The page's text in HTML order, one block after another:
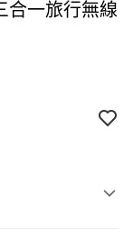
合一旅行無線